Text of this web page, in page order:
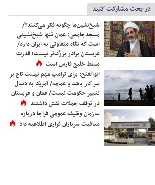
در بحث مشارکت کنید
شیخ‌نشین‌ها چگونه فکر می‌کنند؟/
مسجدجامعی: عمان تنها شیخ‌نشینی
است که نگاه متفاوتی به ایران دارد/
عربستان برادر بزرگ‌تر نیست؛ قدرت
مسلط خلیج فارس است
ابوالفتح: برای ترامپ مهم نیست تاج بر
سر کار باشد یا عمامه/ آمریکا به دنبال
تغییر حکومت نیست/ عمان و عربستان
در توقف حملات نقش داشتند
سازمان وظیفه عمومی فراجا درباره
معافیت سربازان فراری اطلاعیه داد